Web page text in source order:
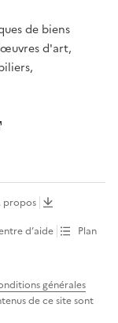
de biens
d'art,
propos
d’aide
Plan
générales
de ce site sont